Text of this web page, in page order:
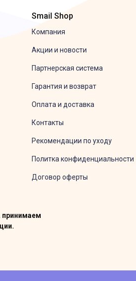
Smail Shop
Компания
Акции и новости
Партнерская система
Гарантия и возврат
Оплата и доставка
Контакты
Рекомендации по уходу
Политка конфиденциальности
Договор оферты
принимаем